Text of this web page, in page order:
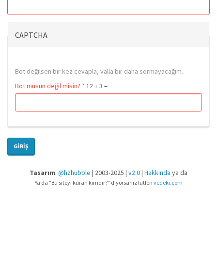
CAPTCHA
Bot değilsen bir kez cevapla, valla bir daha sormayacağım.
Bot musun değil misin? * 12 + 3 =
GIRIŞ
Tasarım: @hzhubble | 2003-2025 | v2.0| Hakkında ya da
Ya da "Bu siteyi kuran kimdir?" diyorsanız lütfen vedeki.com